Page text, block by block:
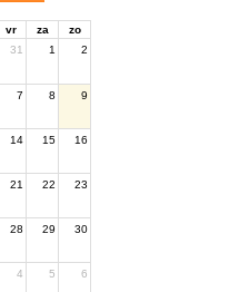
vr za
zo
31 1 2
7 8 9
14 15 16
21 22 23
28 29 30
4 5 6